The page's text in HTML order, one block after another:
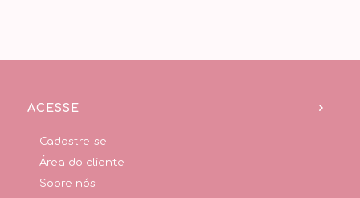
ACESSE
Cadastre-se
Área do cliente
Sobre nós